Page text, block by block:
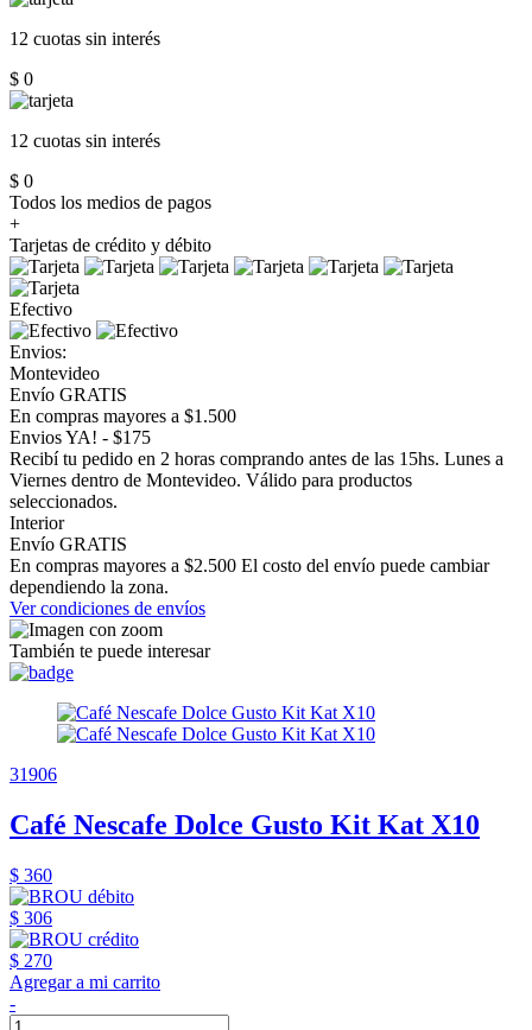
12 cuotas sin interés
$ 0
12 cuotas sin interés
$ 0
Todos los medios de pagos
+
Tarjetas de crédito y débito
Efectivo
Envios:
Montevideo
Envío GRATIS
En compras mayores a $1.500
Envios YA! - $175
Recibí tu pedido en 2 horas comprando antes de las 15hs. Lunes a
Viernes dentro de Montevideo. Válido para productos
seleccionados.
Interior
Envío GRATIS
En compras mayores a $2.500 El costo del envío puede cambiar
dependiendo la zona.
Ver condiciones de envíos
También te puede interesar
31906
Café Nescafe Dolce Gusto Kit Kat X10
$ 360
$ 306
$ 270
Agregar a mi carrito
-